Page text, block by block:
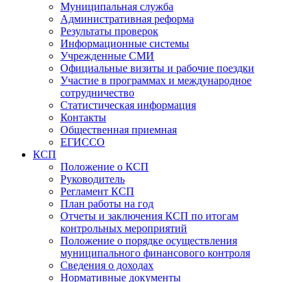
Муниципальная служба
Административная реформа
Результаты проверок
Информационные системы
Учрежденные СМИ
Официальные визиты и рабочие поездки
Участие в программах и международное
сотрудничество
Статистическая информация
Контакты
Общественная приемная
ЕГИССО
КСП
Положение о КСП
Руководитель
Регламент КСП
План работы на год
Отчеты и заключения КСП по итогам
контрольных мероприятий
Положение о порядке осуществления
муниципального финансового контроля
Сведения о доходах
Нормативные документы